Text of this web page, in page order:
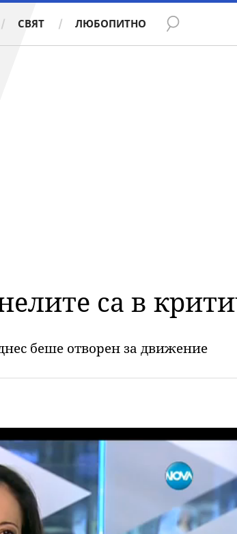
СВЯТ ЛЮБОПИТНО
са в
беше отворен за движение